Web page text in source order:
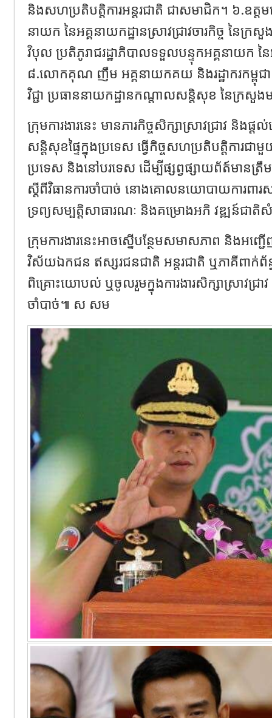
និងសហប្រតិបត្តិការអន្តរជាតិ ជាសមាជិក។ ៦.ឧត្
នាយក នៃអគ្គនាយកដ្ឋានស្រាវជ្រាវចារកិច្ច នៃក្
វិបុល ប្រតិភូរាជរដ្ឋាភិបាលទទួលបន្ទុកអគ្គនាយក នៃ
៨.លោកគុណ ញឹម អគ្គនាយកគយ និងរដ្ឋាករកម្ពុ
វិជ្ជា ប្រធាននាយកដ្ឋានកណ្តាលសន្តិសុខ នៃក្រសួង
ក្រុមការងារនេះ មានភារកិច្ចសិក្សាស្រាវជ្រាវ និង
សន្តិសុខផ្ទៃក្នុងប្រទេស ធ្វើកិច្ចសហប្រតិបត្តិការជា
ប្រទេស និងនៅបរទេស ដើម្បីផ្សព្វផ្សាយព័ត៍មានត្
ស្តីពីវិធានការចាំបាច់ នោងគោលនយោបាយការពា
ទ្រព្យសម្បត្តិសាធារណៈ និងគម្រោងអភិ វឌ្ឍន៍ជាតិ
ក្រុមការងារនេះអាចស្នើបន្ថែមសមាសភាព និងអ
វិស័យឯកជន ឥស្សរជនជាតិ អន្តរជាតិ ឬភាគីពាក់ព័ន្
ពិគ្រោះយោបល់ ឬចូលរួមក្នុងការងារសិក្សាស្រាវជ្រ
ចាំបាច់៕ ស សម